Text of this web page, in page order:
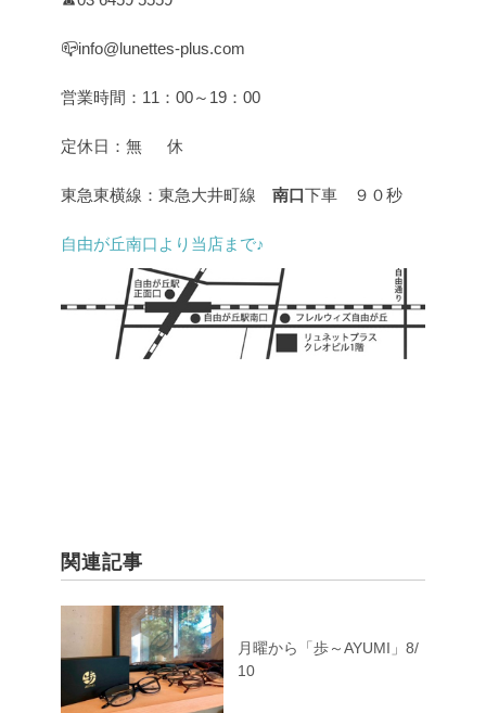
📪info@lunettes-plus.com
営業時間：11：00～19：00
定休日：無 休
東急東横線：東急大井町線 南口下車 ９０秒
自由が丘南口より当店まで♪
関連記事
月曜から「歩～AYUMI」8/
10